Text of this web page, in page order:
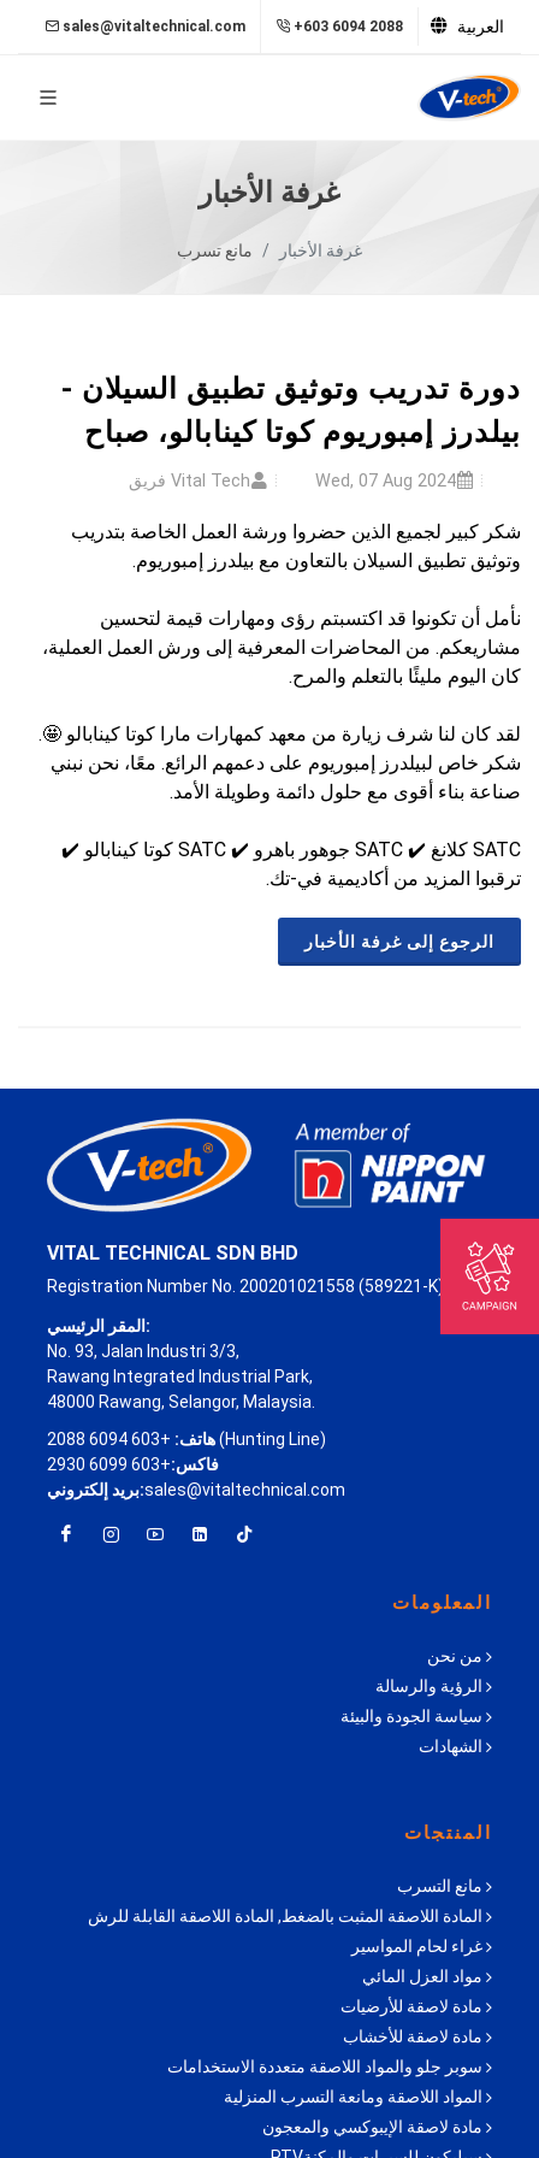
sales@vitaltechnical.com +603 6094 2088 العربية
غرفة الأخبار
مانع تسرب غرفة الأخبار
دورة تدريب وتوثيق تطبيق السيلان -
بيلدرز إمبوريوم كوتا كينابالو، صباح
Wed, 07 Aug 2024 Vital Tech فريق
شكر كبير لجميع الذين حضروا ورشة العمل الخاصة بتدريب
وتوثيق تطبيق السيلان بالتعاون مع بيلدرز إمبوريوم.
نأمل أن تكونوا قد اكتسبتم رؤى ومهارات قيمة لتحسين
مشاريعكم. من المحاضرات المعرفية إلى ورش العمل العملية،
كان اليوم مليئًا بالتعلم والمرح.
لقد كان لنا شرف زيارة من معهد كمهارات مارا كوتا كينابالو 🤩.
شكر خاص لبيلدرز إمبوريوم على دعمهم الرائع. معًا، نحن نبني
صناعة بناء أقوى مع حلول دائمة وطويلة الأمد.
SATC كلانغ ✔️ SATC جوهور باهرو ✔️ SATC كوتا كينابالو ✔️
ترقبوا المزيد من أكاديمية في-تك.
الرجوع إلى غرفة الأخبار
VITAL TECHNICAL SDN BHD
Registration Number No. 200201021558 (589221-K)
المقر الرئيسي:
No. 93, Jalan Industri 3/3,
Rawang Integrated Industrial Park,
48000 Rawang, Selangor, Malaysia.
هاتف:+603 6094 2088 (Hunting Line)
فاكس:+603 6099 2930
بريد إلكتروني:sales@vitaltechnical.com
المعلومات
من نحن
الرؤية والرسالة
سياسة الجودة والبيئة
الشهادات
المنتجات
مانع التسرب
المادة اللاصقة المثبت بالضغط, المادة اللاصقة القابلة للرش
غراء لحام المواسير
مواد العزل المائي
مادة لاصقة للأرضيات
مادة لاصقة للأخشاب
سوبر جلو والمواد اللاصقة متعددة الاستخدامات
المواد اللاصقة ومانعة التسرب المنزلية
مادة لاصقة الإيبوكسي والمعجون